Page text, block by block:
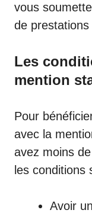
vous
de prestations
Les
mention
Pour
avec la
avez moins
les conditions
Avoir